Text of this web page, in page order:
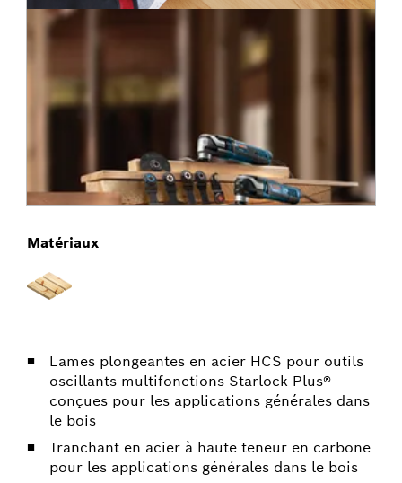
Lames plongeantes en acier HCS pour outils
oscillants multifonctions Starlock Plus®
conçues pour les applications générales dans
le bois
Tranchant en acier à haute teneur en carbone
pour les applications générales dans le bois
Matériaux